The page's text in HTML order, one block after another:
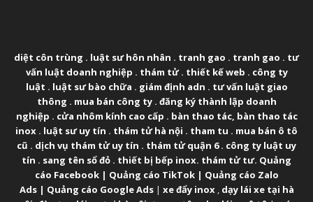
diệt côn trùng . luật sư hôn nhân . tranh gao . tranh gao . tư
vấn luật doanh nghiệp . thám tử. thiết kế web . công ty
luật . luật sư bào chữa . giám định adn . tư vấn luật giao
thông . mua bán công ty. đăng ký thành lập doanh
nghiệp . cửa nhôm kính cao cấp . bàn thao tác, bàn thao tác
inox . luật sư uy tín . thám tử hà nội . tham tu . mua bán ô tô
cũ . dịch vụ thám tử uy tín . thám tử quận 6. công ty luật uy
tín . sang tên sổ đỏ . thiết bị bếp inox. thám tử tư. Quảng
cáo Facebook| Quảng cáo TikTok| Quảng cáo Zalo
Ads| Quảng cáo Google Ads| xe đẩy inox, dạy lái xe tại hà